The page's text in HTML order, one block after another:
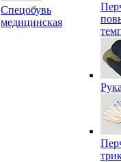
Спецобувь
медицинская